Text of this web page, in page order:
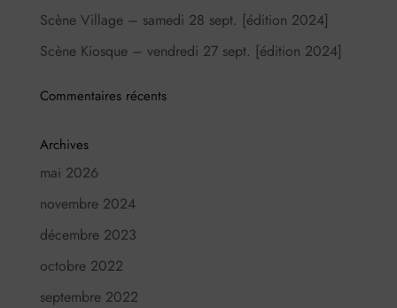
Scène Village – samedi 28 sept. [édition 2024]
Scène Kiosque – vendredi 27 sept. [édition 2024]
Commentaires récents
Archives
mai 2026
novembre 2024
décembre 2023
octobre 2022
septembre 2022